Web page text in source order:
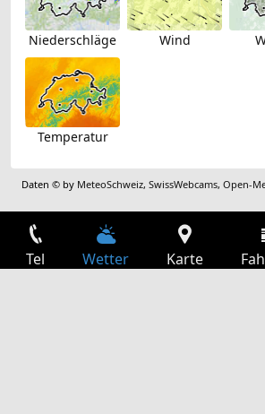
Niederschläge Wind
Temperatur
Daten © by MeteoSchweiz,SwissWebcams,Open-
Tel Wetter Karte